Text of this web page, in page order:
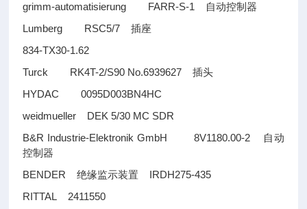
grimm-automatisierung FARR-S-1
自动控制器
Lumberg RSC5/7插座
834-TX30-1.62
Turck RK4T-2/S90 No.6939627插头
HYDAC 0095D003BN4HC
weidmueller DEK 5/30 MC SDR
B&R Industrie-Elektronik GmbH 8V1180.00-2
自动
控制器
BENDER绝缘监示装置
IRDH275-435
RITTAL 2411550